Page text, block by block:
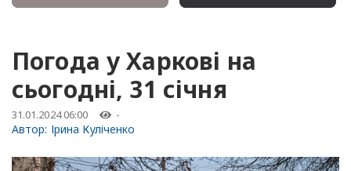
Погода у Харкові на
сьогодні, 31 січня
31.01.2024 06:00 -
Автор: Ірина Куліченко